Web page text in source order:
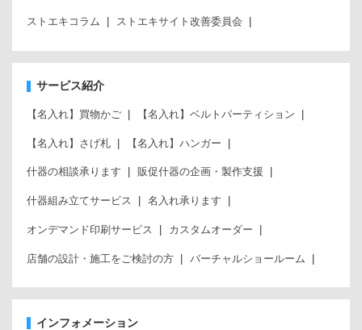
ストエキコラム ストエキサイト改善委員会
サービス紹介
【名入れ】買物かご 【名入れ】ベルトパーティション
【名入れ】さげ札 【名入れ】ハンガー
什器の相談承ります 販促什器の企画・製作支援
什器組み立てサービス 名入れ承ります
オンデマンド印刷サービス カスタムオーダー
店舗の設計・施工をご検討の方 バーチャルショールーム
インフォメーション